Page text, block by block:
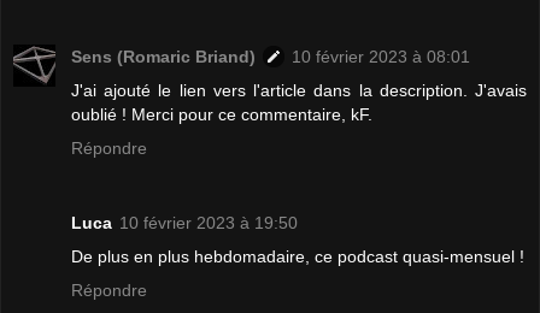
Sens (Romaric Briand)
10 février 2023 à 08:01
J'ai ajouté le lien vers l'article dans la description. J'avais
oublié ! Merci pour ce commentaire, kF.
Répondre
Luca 10 février 2023 à 19:50
De plus en plus hebdomadaire, ce podcast quasi-mensuel !
Répondre